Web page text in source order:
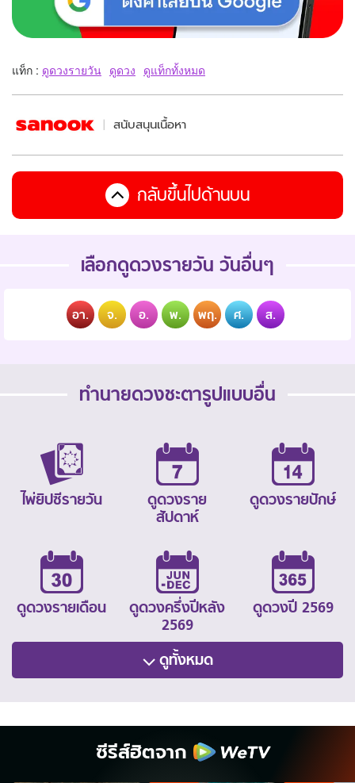
แท็ก : ดูดวงรายวัน ดูดวง ดูแท็กทั้งหมด
สนับสนุนเนื้อหา
กลับขึ้นไปด้านบน
เลือกดูดวงรายวัน วันอื่นๆ
อา. จ. อ. พ. พฤ. ศ. ส.
ทำนายดวงชะตารูปแบบอื่น
ไพ่ยิปซีรายวัน
ดูดวงราย
สัปดาห์
ดูดวงรายปักษ์
ดูดวงรายเดือน
ดูดวงครึ่งปีหลัง
2569
ดูดวงปี 2569
ดูทั้งหมด
ซีรีส์ฮิตจาก